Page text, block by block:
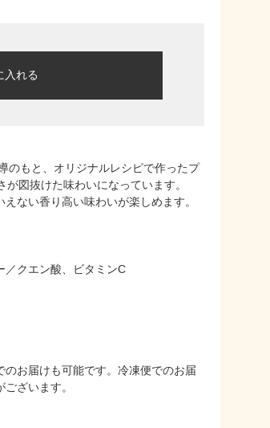
入れる
もと、オリジナルレシピで作ったプ
が図抜けた味わいになっています。
ない香り高い味わいが楽しめます。
／クエン酸、ビタミンC
お届けも可能です。冷凍便でのお届
ざいます。